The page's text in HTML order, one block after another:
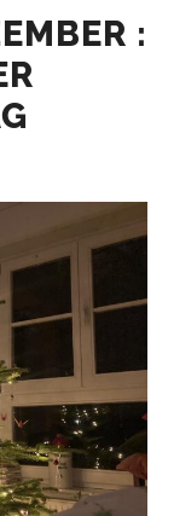
: D
T